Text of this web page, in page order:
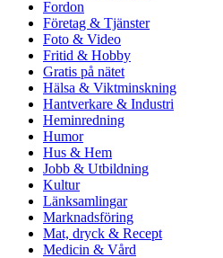
Fordon
Företag & Tjänster
Foto & Video
Fritid & Hobby
Gratis på nätet
Hälsa & Viktminskning
Hantverkare & Industri
Heminredning
Humor
Hus & Hem
Jobb & Utbildning
Kultur
Länksamlingar
Marknadsföring
Mat, dryck & Recept
Medicin & Vård